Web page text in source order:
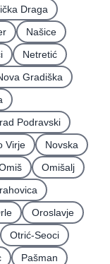
Draga
Našice
Netretić
Gradiška
Podravski
Virje
Novska
Omišalj
Oroslavje
Otrić-Seoci
Pašman